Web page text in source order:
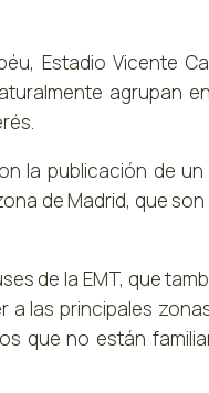
Estadio Vicente
agrupan
la publicación de
de Madrid, que
de la EMT, que
las principales
que no están